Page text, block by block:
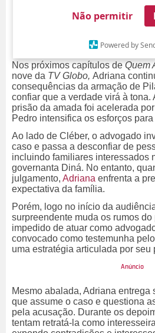
Não permitir
Powered by
Nos próximos capítulos de Quem
nove da TV Globo, Adriana
consequências da armação de
confiar que a verdade virá à tona.
prisão da amada foi acelerada
Pedro intensifica os esforços
Ao lado de Cléber, o advogado
caso e passa a desconfiar de
incluindo familiares interessados
governanta Diná. No entanto,
julgamento, Adriana enfrenta a
expectativa da família.
Porém, logo no início da
surpreendente muda os rumos
impedido de atuar como
convocado como testemunha
uma estratégia articulada por seu
Mesmo abalada, Adriana entrega
que assume o caso e questiona
pela acusação. Durante os
tentam retratá-la como